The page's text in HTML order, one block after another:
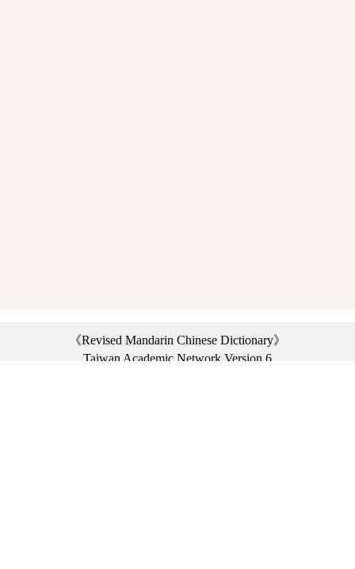
《Revised Mandarin Chinese Dictionary》
Taiwan Academic Network Version 6